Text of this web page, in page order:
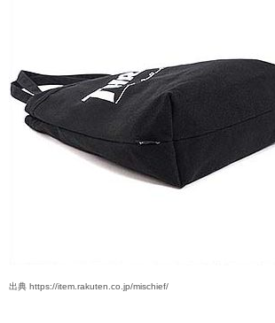
出典 https://item.rakuten.co.jp/mischief/